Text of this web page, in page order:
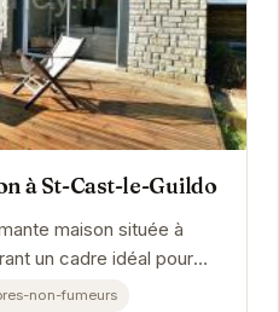
à St-Cast-le-Guildo
maison située à
un cadre idéal pour
Bretagne. Avec sa...
non-fumeurs